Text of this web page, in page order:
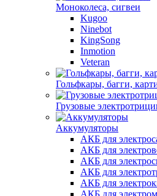
Моноколеса, сигвеи
Kugoo
Ninebot
KingSong
Inmotion
Veteran
Гольфкары, багги,
Грузовые
Аккумуляторы
АКБ для
АКБ для
АКБ для
АКБ для
АКБ для
АКБ для